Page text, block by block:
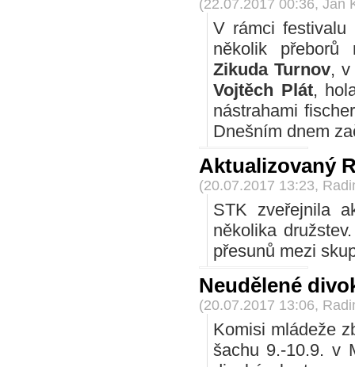
(22.07.2017 00:36, Jan
V rámci festivalu
několik přeborů
Zikuda Turnov, v
Vojtěch Plát,
nástrahami
Dnešním dnem
Aktualizovaný
(20.07.2017 13:23,
STK zveřejnila
několika
přesunů mezi
Neudělené
(20.07.2017 13:06,
Komisi mládeže
šachu 9.-10.9. v